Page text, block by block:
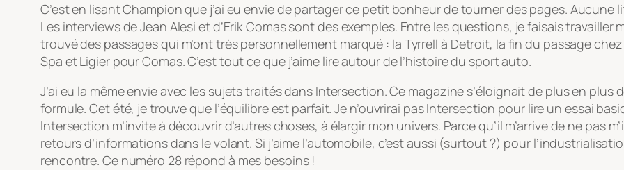
C’est en lisant Champion que j’ai eu envie de partager ce petit bonheur de tourner des pages.
Les interviews de Jean Alesi et d’Erik Comas sont des exemples. Entre les questions, je faisais travailler
trouvé des passages qui m’ont très personnellement marqué : la Tyrrell à Detroit, la fin du passage
Spa et Ligier pour Comas. C’est tout ce que j’aime lire autour de l’histoire du sport auto.
J’ai eu la même envie avec les sujets traités dans Intersection. Ce magazine s’éloignait de plus en
formule. Cet été, je trouve que l’équilibre est parfait. Je n’ouvrirai pas Intersection pour lire un essai
Intersection m’invite à découvrir d’autres choses, à élargir mon univers. Parce qu’il m’arrive de ne pas
retours d’informations dans le volant. Si j’aime l’automobile, c’est aussi (surtout ?) pour
rencontre. Ce numéro 28 répond à mes besoins !